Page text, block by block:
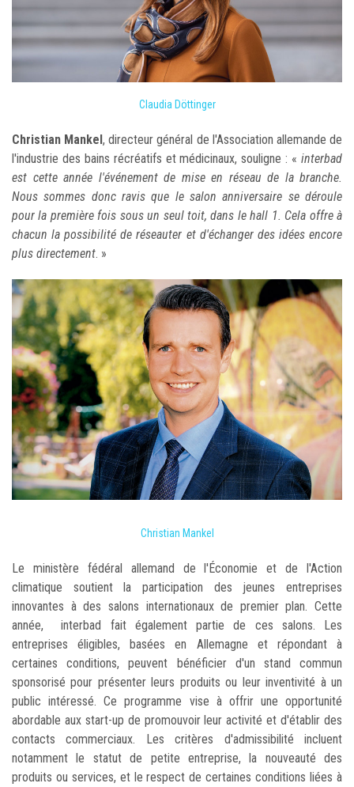
Claudia Döttinger
Christian Mankel, directeur général de l'Association allemande de
l'industrie des bains récréatifs et médicinaux, souligne : « interbad
est cette année l'événement de mise en réseau de la branche.
Nous sommes donc ravis que le salon anniversaire se déroule
pour la première fois sous un seul toit, dans le hall 1. Cela offre à
chacun la possibilité de réseauter et d'échanger des idées encore
plus directement . »
Christian Mankel
Le ministère fédéral allemand de l'Économie et de l'Action
climatique soutient la participation des jeunes entreprises
innovantes à des salons internationaux de premier plan. Cette
année, interbad fait également partie de ces salons. Les
entreprises éligibles, basées en Allemagne et répondant à
certaines conditions, peuvent bénéficier d'un stand commun
sponsorisé pour présenter leurs produits ou leur inventivité à un
public intéressé. Ce programme vise à offrir une opportunité
abordable aux start-up de promouvoir leur activité et d'établir des
contacts commerciaux. Les critères d'admissibilité incluent
notamment le statut de petite entreprise, la nouveauté des
produits ou services, et le respect de certaines conditions liées à